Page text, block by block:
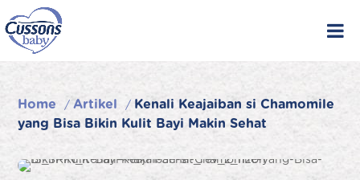
to
content
Home /Artikel / Kenali Keajaiban si Chamomile
yang Bisa Bikin Kulit Bayi Makin Sehat